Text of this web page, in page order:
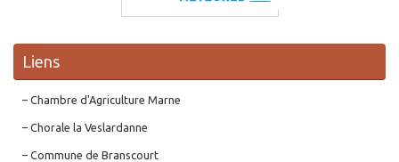
Liens
– Chambre d'Agriculture Marne
– Chorale la Veslardanne
– Commune de Branscourt